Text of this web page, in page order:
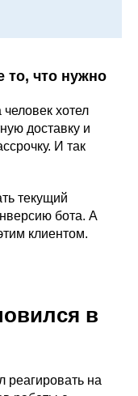
то, что нужно
хотел
доставку и
И так
текущий
бота. А
клиентом.
в
реагировать на